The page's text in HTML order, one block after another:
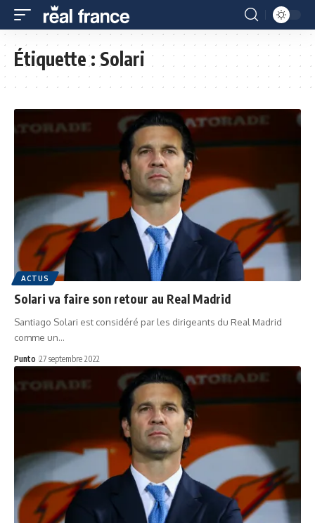
Étiquette :Solari
ACTUS
Solari va faire son retour au Real Madrid
Santiago Solari est considéré par les dirigeants du Real Madrid
comme un…
Punto 27 septembre 2022